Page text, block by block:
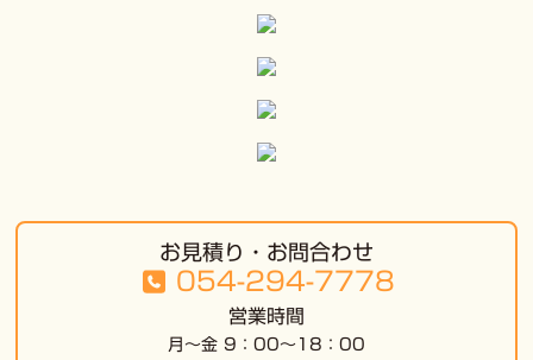
お見積り・お問合わせ
054-294-7778
営業時間
月～金 9：00～18：00